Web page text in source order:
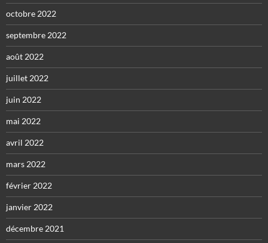
octobre 2022
septembre 2022
août 2022
juillet 2022
juin 2022
mai 2022
avril 2022
mars 2022
février 2022
janvier 2022
décembre 2021